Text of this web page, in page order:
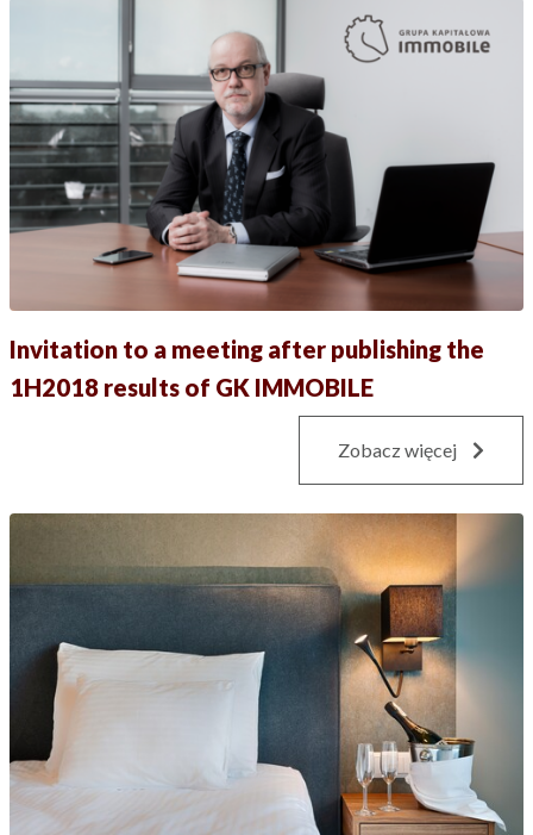
Invitation to a meeting after publishing the
1H2018 results of GK IMMOBILE
Zobacz więcej